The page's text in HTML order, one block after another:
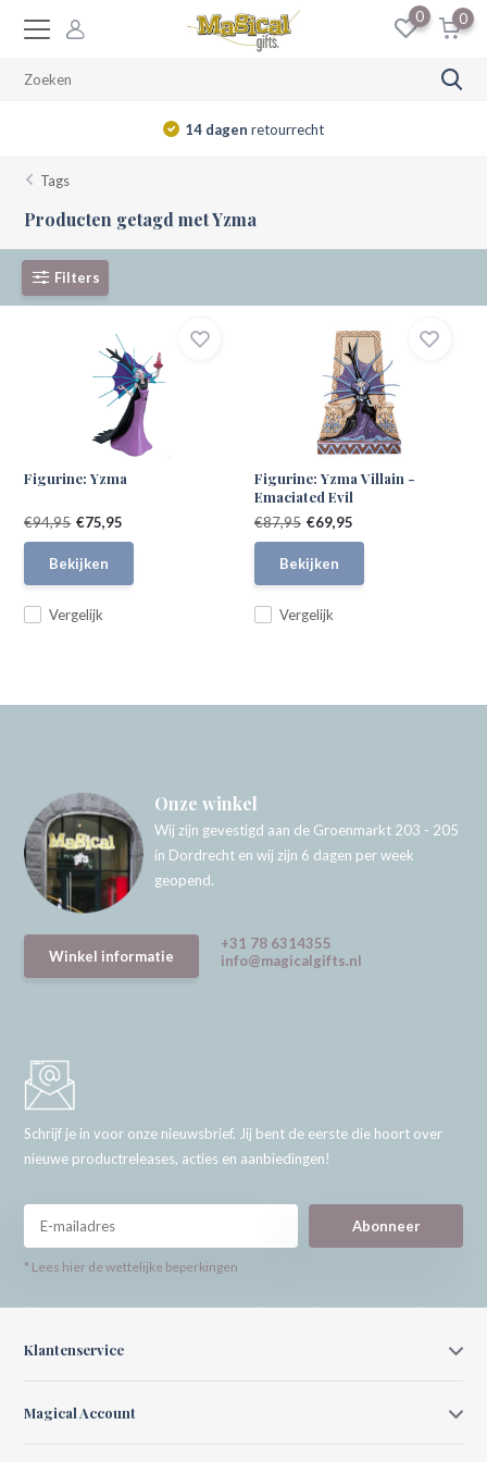
0 0
14 dagen retourrecht
Tags
Producten getagd met Yzma
Filters
Figurine: Yzma
Vergelijk
€94,95 €75,95
Bekijken
Figurine: Yzma Villain -
Emaciated Evil
Vergelijk
€87,95 €69,95
Bekijken
Onze winkel
Wij zijn gevestigd aan de Groenmarkt 203 - 205
in Dordrecht en wij zijn 6 dagen per week
geopend.
Winkel informatie
+31 78 6314355
info@magicalgifts.nl
Schrijf je in voor onze nieuwsbrief. Jij bent de eerste die hoort over
nieuwe productreleases, acties en aanbiedingen!
Abonneer
* Lees hier de wettelijke beperkingen
Klantenservice
Magical Account